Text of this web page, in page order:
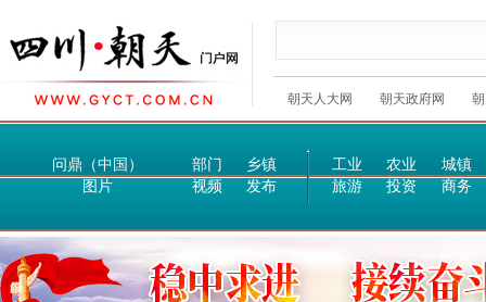
朝天人大网 朝天政府网
问鼎（中国） 部门
乡镇
图片
视频 发布
工业 农业
城镇
旅游
投资 商务